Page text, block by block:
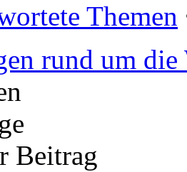
Themen
rund um
Beitrag